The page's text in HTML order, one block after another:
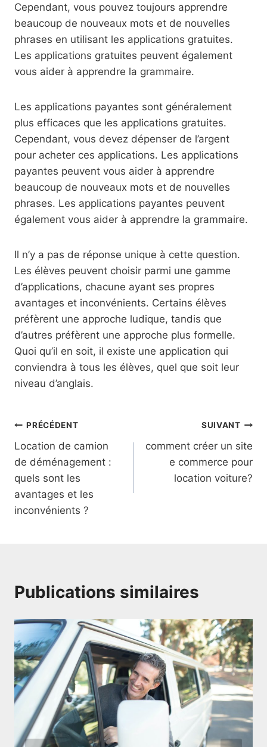
Cependant, vous pouvez toujours apprendre
beaucoup de nouveaux mots et de nouvelles
phrases en utilisant les applications gratuites.
Les applications gratuites peuvent également
vous aider à apprendre la grammaire.
Les applications payantes sont généralement
plus efficaces que les applications gratuites.
Cependant, vous devez dépenser de l’argent
pour acheter ces applications. Les applications
payantes peuvent vous aider à apprendre
beaucoup de nouveaux mots et de nouvelles
phrases. Les applications payantes peuvent
également vous aider à apprendre la grammaire.
Il n’y a pas de réponse unique à cette question.
Les élèves peuvent choisir parmi une gamme
d’applications, chacune ayant ses propres
avantages et inconvénients. Certains élèves
préfèrent une approche ludique, tandis que
d’autres préfèrent une approche plus formelle.
Quoi qu’il en soit, il existe une application qui
conviendra à tous les élèves, quel que soit leur
niveau d’anglais.
Navigation
de
l’article
PRÉCÉDENT
Location de camion
de déménagement :
quels sont les
avantages et les
inconvénients ?
SUIVANT
comment créer un site
e commerce pour
location voiture?
Publications similaires